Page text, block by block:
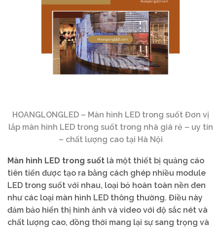
HOANGLONGLED – Màn hình LED trong suốt Đơn vị
lắp màn hình LED trong suốt trong nhà giá rẻ – uy tín
– chất lượng cao tại Hà Nội
Màn hình LED trong suốt là một thiết bị quảng cáo
tiên tiến được tạo ra bằng cách ghép nhiều module
LED trong suốt với nhau, loại bỏ hoàn toàn nền đen
như các loại màn hình LED thông thường. Điều này
đảm bảo hiển thị hình ảnh và video với độ sắc nét và
chất lượng cao, đồng thời mang lại sự sang trọng và